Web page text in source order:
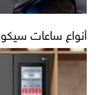
أنواع ساعات